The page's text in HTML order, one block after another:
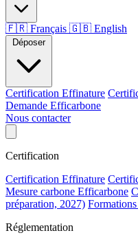
🇫🇷 Français 🇬🇧 English
Déposer
Certification Effinature
Demande Efficarbone
Nous contacter
Certification
Certification Effinature
Mesure carbone Efficarbone
préparation, 2027)
Réglementation